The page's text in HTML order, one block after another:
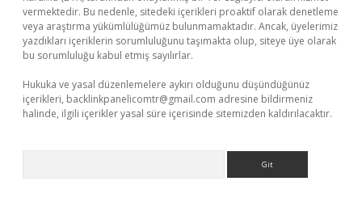
vermektedir. Bu nedenle, sitedeki içerikleri proaktif olarak denetleme
veya araştırma yükümlülüğümüz bulunmamaktadır. Ancak, üyelerimiz
yazdıkları içeriklerin sorumluluğunu taşımakta olup, siteye üye olarak
bu sorumluluğu kabul etmiş sayılırlar.
Hukuka ve yasal düzenlemelere aykırı olduğunu düşündüğünüz
içerikleri, backlinkpanelicomtr@gmail.com adresine bildirmeniz
halinde, ilgili içerikler yasal süre içerisinde sitemizden kaldırılacaktır.